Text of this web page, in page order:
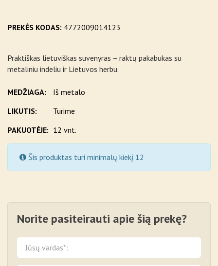
PREKĖS KODAS: 4772009014123
Praktiškas lietuviškas suvenyras – raktų pakabukas su
metaliniu indeliu ir Lietuvos herbu.
MEDŽIAGA:
Iš metalo
LIKUTIS:
Turime
PAKUOTĖJE: 12 vnt.
Šis produktas turi minimalų kiekį 12
Norite pasiteirauti apie šią prekę?